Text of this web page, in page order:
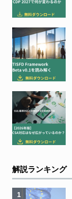
解説ランキング
1